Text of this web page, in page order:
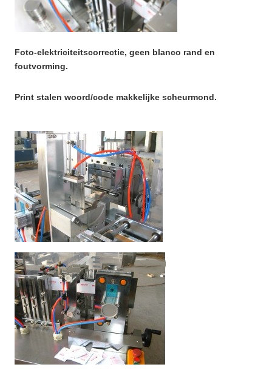
Foto-elektriciteitscorrectie, geen blanco rand en
foutvorming.
Print stalen woord/code makkelijke scheurmond.